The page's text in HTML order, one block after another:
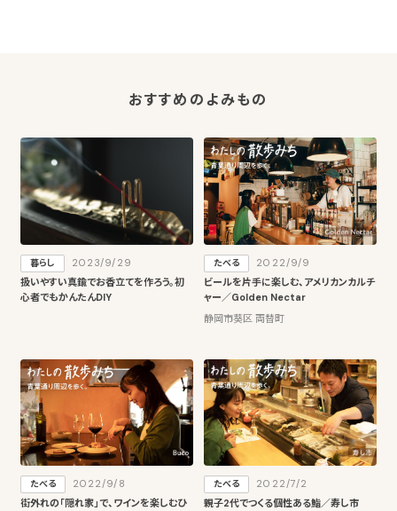
おすすめのよみもの
暮らし
2023/9/29
扱いやすい真鍮でお香立てを作ろう。初
心者でもかんたんDIY
たべる
2022/9/9
ビールを片手に楽しむ、アメリカンカルチ
ャー／Golden Nectar
静岡市葵区 両替町
たべる
2022/9/8
街外れの「隠れ家」で、ワインを楽しむひ
たべる
2022/7/2
親子2代でつくる個性ある鮨／寿し市